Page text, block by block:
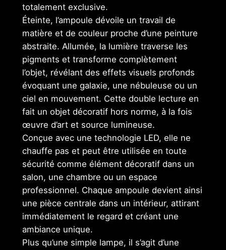
totalement exclusive.
Éteinte, l’ampoule dévoile un travail de
matière et de couleur proche d’une peinture
abstraite. Allumée, la lumière traverse les
pigments et transforme complètement
l’objet, révélant des effets visuels profonds
évoquant une galaxie, une nébuleuse ou un
ciel en mouvement. Cette double lecture en
fait un objet décoratif hors norme, à la fois
œuvre d’art et source lumineuse.
Conçue avec une technologie LED, elle ne
chauffe pas et peut être utilisée en toute
sécurité comme élément décoratif dans un
salon, une chambre ou un espace
professionnel. Chaque ampoule devient ainsi
une pièce centrale dans un intérieur, attirant
immédiatement le regard et créant une
ambiance unique.
Plus qu’une simple lampe, il s’agit d’une